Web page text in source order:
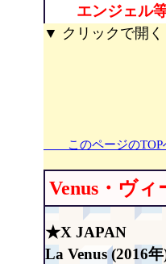
エンジェル
▼ クリックで開く
このページのTOP
Venus・ヴ
★X JAPAN
La Venus (2016